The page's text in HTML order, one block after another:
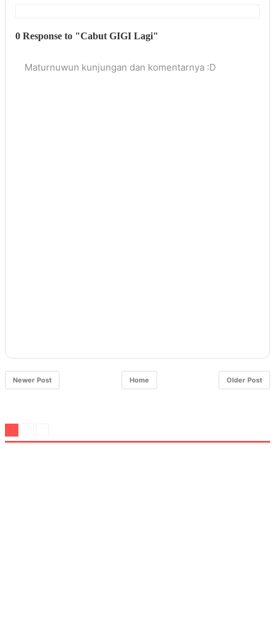
0 Response to "Cabut GIGI Lagi"
Maturnuwun kunjungan dan komentarnya :D
Newer Post Older Post
Home